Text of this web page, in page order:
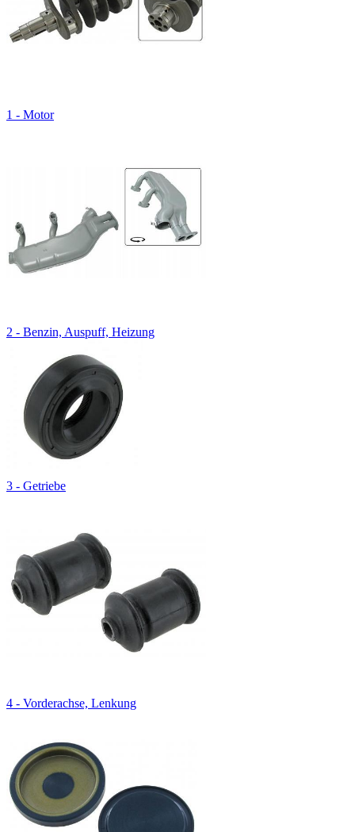
1 - Motor
2 - Benzin, Auspuff, Heizung
3 - Getriebe
4 - Vorderachse, Lenkung